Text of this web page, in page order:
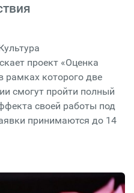
проект «Оценка
рамках которого две
смогут пройти полный
своей работы под
принимаются до 14